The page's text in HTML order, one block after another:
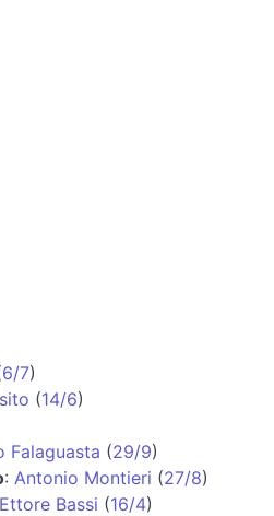
6/7)
(14/6)
Falaguasta (29/9)
: Antonio Montieri (27/8)
Ettore Bassi (16/4)